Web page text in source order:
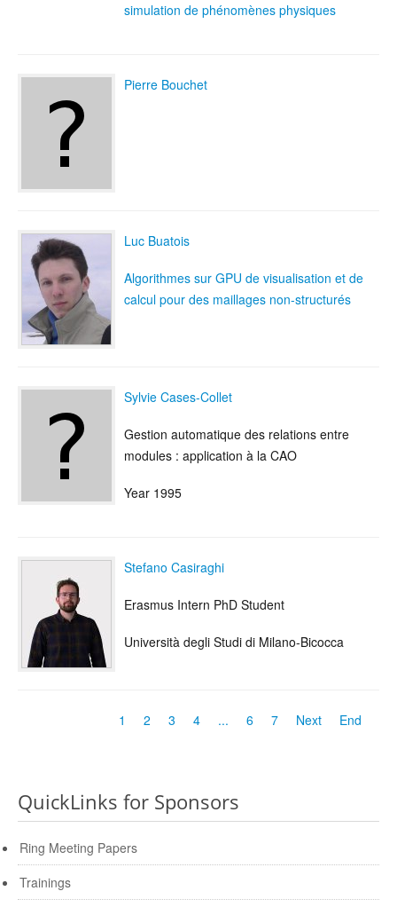
simulation de phénomènes physiques
Pierre Bouchet
Luc Buatois
Algorithmes sur GPU de visualisation et de
calcul pour des maillages non-structurés
Sylvie Cases-Collet
Gestion automatique des relations entre
modules : application à la CAO
Year 1995
Stefano Casiraghi
Erasmus Intern PhD Student
Università degli Studi di Milano-Bicocca
1 2 3 4 ... 6 7 Next End
QuickLinks for Sponsors
Ring Meeting Papers
Trainings